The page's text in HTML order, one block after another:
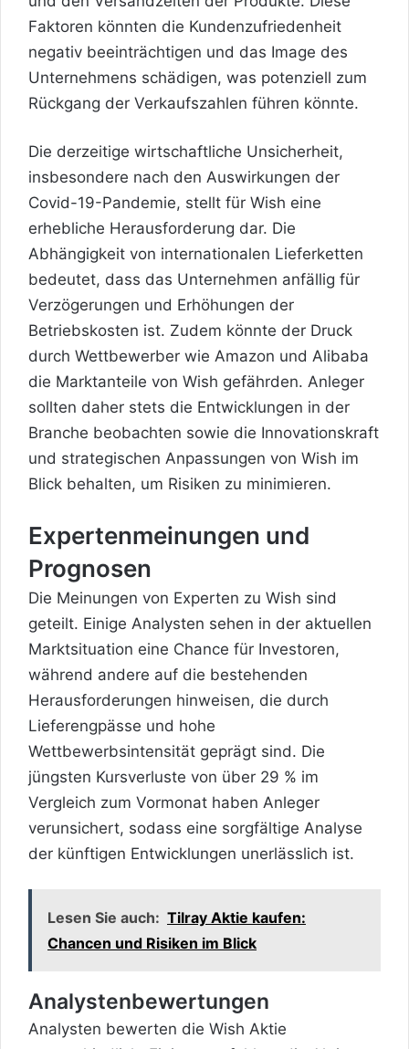
Faktoren könnten die Kundenzufriedenheit
negativ beeinträchtigen und das Image des
Unternehmens schädigen, was potenziell zum
Rückgang der Verkaufszahlen führen könnte.
Die derzeitige wirtschaftliche Unsicherheit,
insbesondere nach den Auswirkungen der
Covid-19-Pandemie, stellt für Wish eine
erhebliche Herausforderung dar. Die
Abhängigkeit von internationalen Lieferketten
bedeutet, dass das Unternehmen anfällig für
Verzögerungen und Erhöhungen der
Betriebskosten ist. Zudem könnte der Druck
durch Wettbewerber wie Amazon und Alibaba
die Marktanteile von Wish gefährden. Anleger
sollten daher stets die Entwicklungen in der
Branche beobachten sowie die Innovationskraft
und strategischen Anpassungen von Wish im
Blick behalten, um Risiken zu minimieren.
Expertenmeinungen und
Prognosen
Die Meinungen von Experten zu Wish sind
geteilt. Einige Analysten sehen in der aktuellen
Marktsituation eine Chance für Investoren,
während andere auf die bestehenden
Herausforderungen hinweisen, die durch
Lieferengpässe und hohe
Wettbewerbsintensität geprägt sind. Die
jüngsten Kursverluste von über 29 % im
Vergleich zum Vormonat haben Anleger
verunsichert, sodass eine sorgfältige Analyse
der künftigen Entwicklungen unerlässlich ist.
Lesen Sie auch: Tilray Aktie kaufen:
Chancen und Risiken im Blick
Analystenbewertungen
Analysten bewerten die Wish Aktie